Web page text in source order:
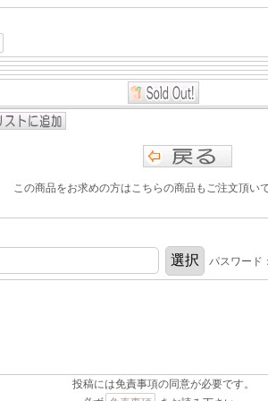
この商品をお求めの方はこちらの商品もご注文頂い
パスワード：
投稿には免責事項の同意が必要です。